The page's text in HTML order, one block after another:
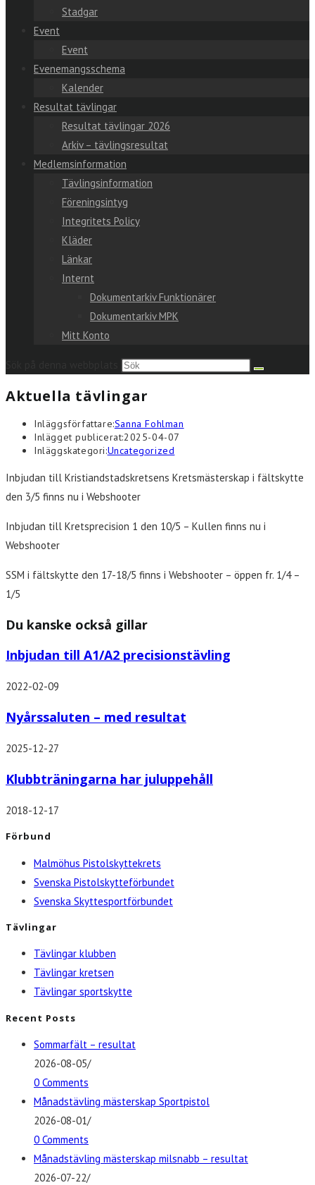
Stadgar
Event
Event
Evenemangsschema
Kalender
Resultat tävlingar
Resultat tävlingar 2026
Arkiv – tävlingsresultat
Medlemsinformation
Tävlingsinformation
Föreningsintyg
Integritets Policy
Kläder
Länkar
Internt
Dokumentarkiv Funktionärer
Dokumentarkiv MPK
Mitt Konto
Aktuella tävlingar
Inläggsförfattare:Sanna Fohlman
Inlägget publicerat:2025-04-07
Inläggskategori:Uncategorized
Inbjudan till Kristiandstadskretsens Kretsmästerskap i fältskytte
den 3/5 finns nu i Webshooter
Inbjudan till Kretsprecision 1 den 10/5 – Kullen finns nu i
Webshooter
SSM i fältskytte den 17-18/5 finns i Webshooter – öppen fr. 1/4 –
1/5
Du kanske också gillar
Inbjudan till A1/A2 precisionstävling
2022-02-09
Nyårssaluten – med resultat
2025-12-27
Klubbträningarna har juluppehåll
2018-12-17
Förbund
Malmöhus Pistolskyttekrets
Svenska Pistolskytteförbundet
Svenska Skyttesportförbundet
Tävlingar
Tävlingar klubben
Tävlingar kretsen
Tävlingar sportskytte
Recent Posts
Sommarfält – resultat
2026-08-05/
0 Comments
Månadstävling mästerskap Sportpistol
2026-08-01/
0 Comments
Månadstävling mästerskap milsnabb – resultat
2026-07-22/